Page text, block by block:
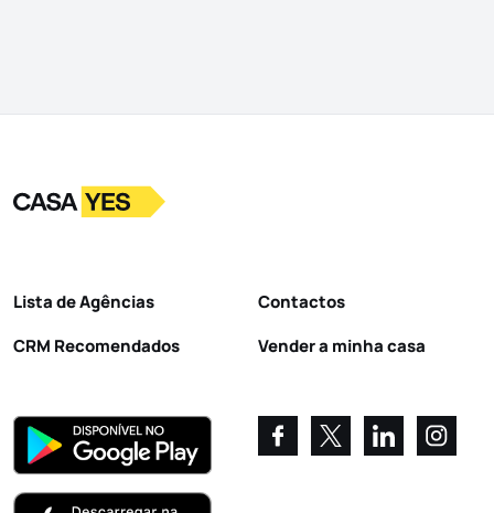
LogoIr para a homepage
Lista de Agências
CRM Recomendados
Contactos
Vender a minha casa